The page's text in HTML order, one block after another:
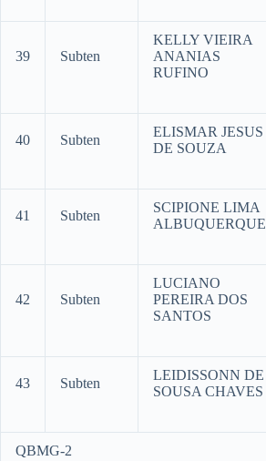
39 Subten
KELLY VIEIRA
ANANIAS
RUFINO
40 Subten
ELISMAR JESUS
DE SOUZA
41 Subten
SCIPIONE LIMA
ALBUQUERQUE
42 Subten
LUCIANO
PEREIRA DOS
SANTOS
43 Subten
LEIDISSONN DE
SOUSA CHAVES
QBMG-2